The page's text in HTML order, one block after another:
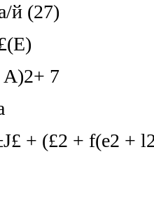
й (27)
А)2+ 7
+ (£2 + f(e2 +